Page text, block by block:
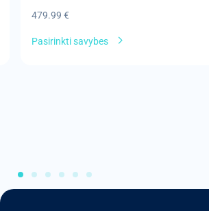
479.99 €
Pasirinkti savybes